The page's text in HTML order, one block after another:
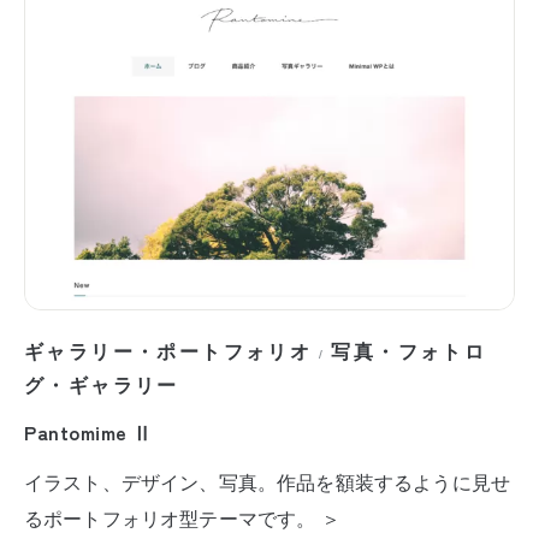
ギャラリー・ポートフォリオ /写真・フォトロ
グ・ギャラリー
Pantomime Ⅱ
イラスト、デザイン、写真。作品を額装するように見せ
るポートフォリオ型テーマです。 ＞